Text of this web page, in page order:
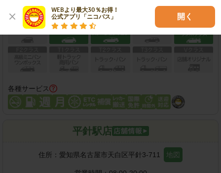
WEBより最大30％お得！
公式アプリ「ニコパス」
開く
保有車両クラス
各種サービス
平針駅店
住所： 愛知県名古屋市天白区平針3-711 地図